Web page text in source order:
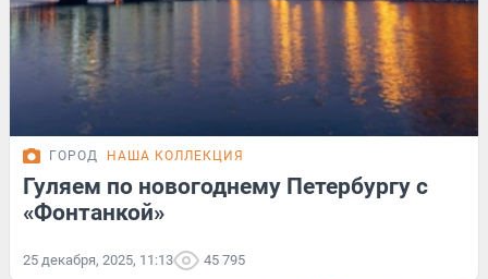
ГОРОД НАША КОЛЛЕКЦИЯ
Гуляем по новогоднему Петербургу с
«Фонтанкой»
25 декабря, 2025, 11:13 45 795